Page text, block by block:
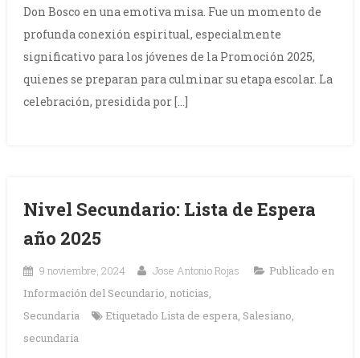
Don Bosco en una emotiva misa. Fue un momento de
profunda conexión espiritual, especialmente
significativo para los jóvenes de la Promoción 2025,
quienes se preparan para culminar su etapa escolar. La
celebración, presidida por […]
Nivel Secundario: Lista de Espera
año 2025
9 noviembre, 2024 Jose Antonio Rojas
Publicado en
Información del Secundario, noticias,
Secundaria
Etiquetado Lista de espera, Salesiano,
secundaria